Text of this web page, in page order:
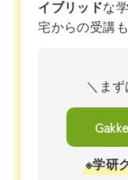
イブリッドな
宅からの受講も
＼まず
※学研